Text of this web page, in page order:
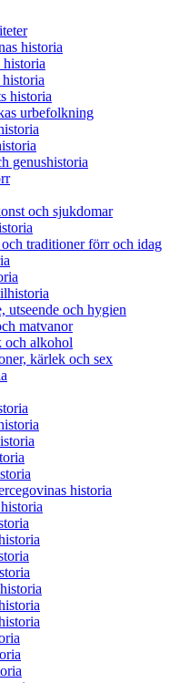
historia
historia
historia
urbefolkning
genushistoria
och sjukdomar
traditioner förr och idag
utseende och hygien
matvanor
och alkohol
kärlek och sex
historia